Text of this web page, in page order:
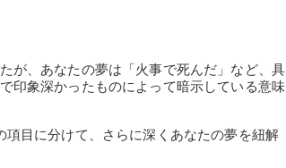
が、あなたの夢は「火事で死んだ」など、具
印象深かったものによって暗示している意味
目に分けて、さらに深くあなたの夢を紐解